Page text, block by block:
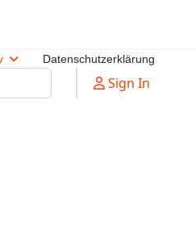
Datenschutzerklärung
Sign In